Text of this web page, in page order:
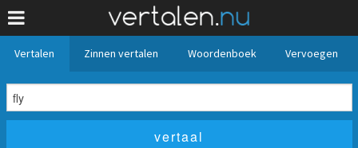
Vertalen Zinnen vertalen Woordenboek Vervoegen